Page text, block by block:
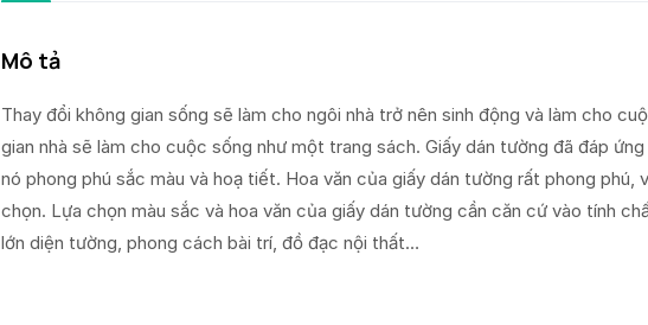
Mô tả
Thay đổi không gian sống sẽ làm cho ngôi nhà trở nên sinh động và làm cho
gian nhà sẽ làm cho cuộc sống như một trang sách. Giấy dán tường đã đáp
nó phong phú sắc màu và hoạ tiết. Hoa văn của giấy dán tường rất phong phú,
chọn. Lựa chọn màu sắc và hoa văn của giấy dán tường cần căn cứ vào tính
lớn diện tường, phong cách bài trí, đồ đạc nội thất…